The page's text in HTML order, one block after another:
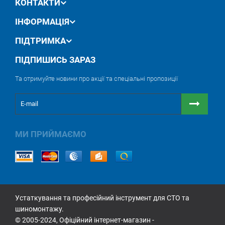
КОНТАКТИ
ІНФОРМАЦІЯ
ПІДТРИМКА
ПІДПИШИСЬ ЗАРАЗ
Та отримуйте новини про акції та спеціальні пропозиції
МИ ПРИЙМАЄМО
Устаткування та професійний інструмент для СТО та
шиномонтажу.
© 2005-2024, Офіційний інтернет-магазин -